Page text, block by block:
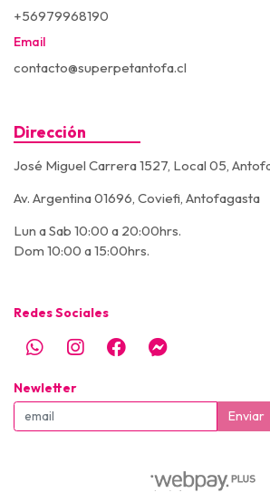
+56979968190
Email
contacto@superpetantofa.cl
Dirección
José Miguel Carrera 1527, Local 05,
Av. Argentina 01696, Coviefi, Antofagasta
Lun a Sab 10:00 a 20:00hrs.
Dom 10:00 a 15:00hrs.
Redes Sociales
Newletter
Enviar